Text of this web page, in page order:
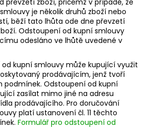
převzetí zboží, přičemž v případě, že
je několik druhů zboží nebo
běží tato lhůta ode dne převzetí
Odstoupení od kupní smlouvy
odesláno ve lhůtě uvedené v
od kupní smlouvy může kupující využit
prodávajícím, jenž tvoří
podmínek. Odstoupení od kupní
zasílat mimo jiné na adresu
prodávajícího. Pro doručování
platí ustanovení čl. 11 těchto
Formulář pro odstoupení od